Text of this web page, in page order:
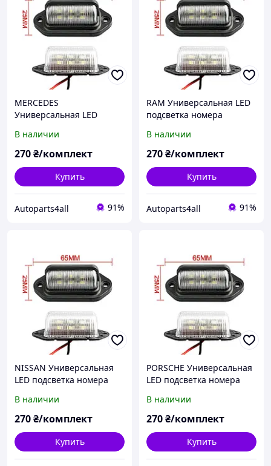
MERCEDES
Универсальная LED
комплект 2 шт.
светодиодная фонарь
В наличии
270₴/комплект
Купить
Autoparts4all 91%
RAM Универсальная LED
подсветка номера
светодиодная фонарь
номерного знаку диодная
В наличии
270₴/комплект
Купить
Autoparts4all 91%
NISSAN Универсальная
LED подсветка номера
светодиодная фонарь
номерного знаку диодная
В наличии
270₴/комплект
Купить
PORSCHE Универсальная
LED подсветка номера
светодиодная фонарь
номерного знаку диодная
В наличии
270₴/комплект
Купить